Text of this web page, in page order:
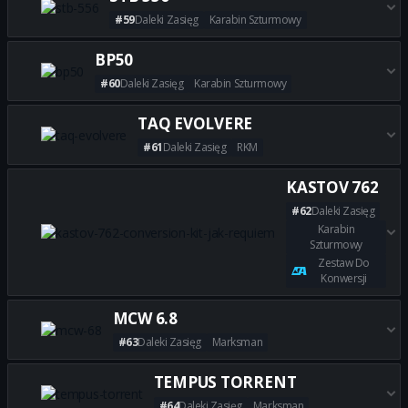
#59Daleki Zasięg Karabin Szturmowy
Zdobądź wszystkie najlepsze
BP50
#60Daleki Zasięg Karabin Szturmowy
Zdobądź wszystkie najlepsze
TAQ EVOLVERE
#61Daleki Zasięg RKM
Zdobądź wszystkie najlepsze
KASTOV 762
#62Daleki Zasięg
Karabin
Szturmowy
Zestaw Do
Konwersji
Zdobądź wszystkie najlepsze
MCW 6.8
#63Daleki Zasięg Marksman
Zdobądź wszystkie najlepsze
TEMPUS TORRENT